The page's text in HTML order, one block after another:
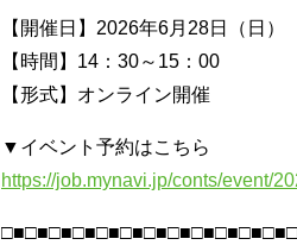
【開催日】2026年6月28日（日）
【時間】14：30～15：00
【形式】オンライン開催
▼イベント予約はこちら
https://job.mynavi.jp/conts/event/